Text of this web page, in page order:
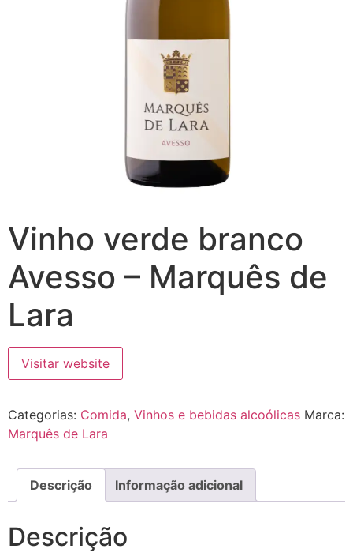
Vinho verde branco
Avesso – Marquês de
Lara
Visitar website
Categorias: Comida, Vinhos e bebidas alcoólicas Marca:
Marquês de Lara
Descrição Informação adicional
Descrição